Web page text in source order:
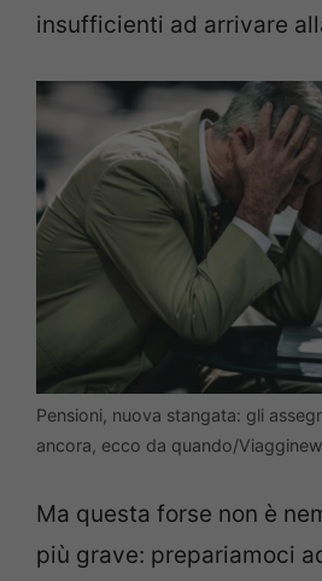
insufficienti ad arrivare
Pensioni, nuova stangata: gli
ancora, ecco da quando/
Ma questa forse non è
più grave: prepariamoci